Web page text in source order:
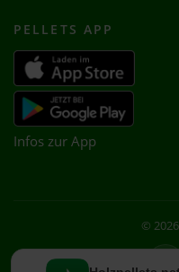
PELLETS APP
Infos zur App
©